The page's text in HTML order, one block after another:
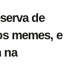
de
memes, e
na